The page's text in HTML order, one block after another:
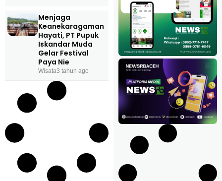
Menjaga
Keanekaragaman
Hayati, PT Pupuk
Iskandar Muda
Gelar Festival
Paya Nie
Wisata3 tahun ago